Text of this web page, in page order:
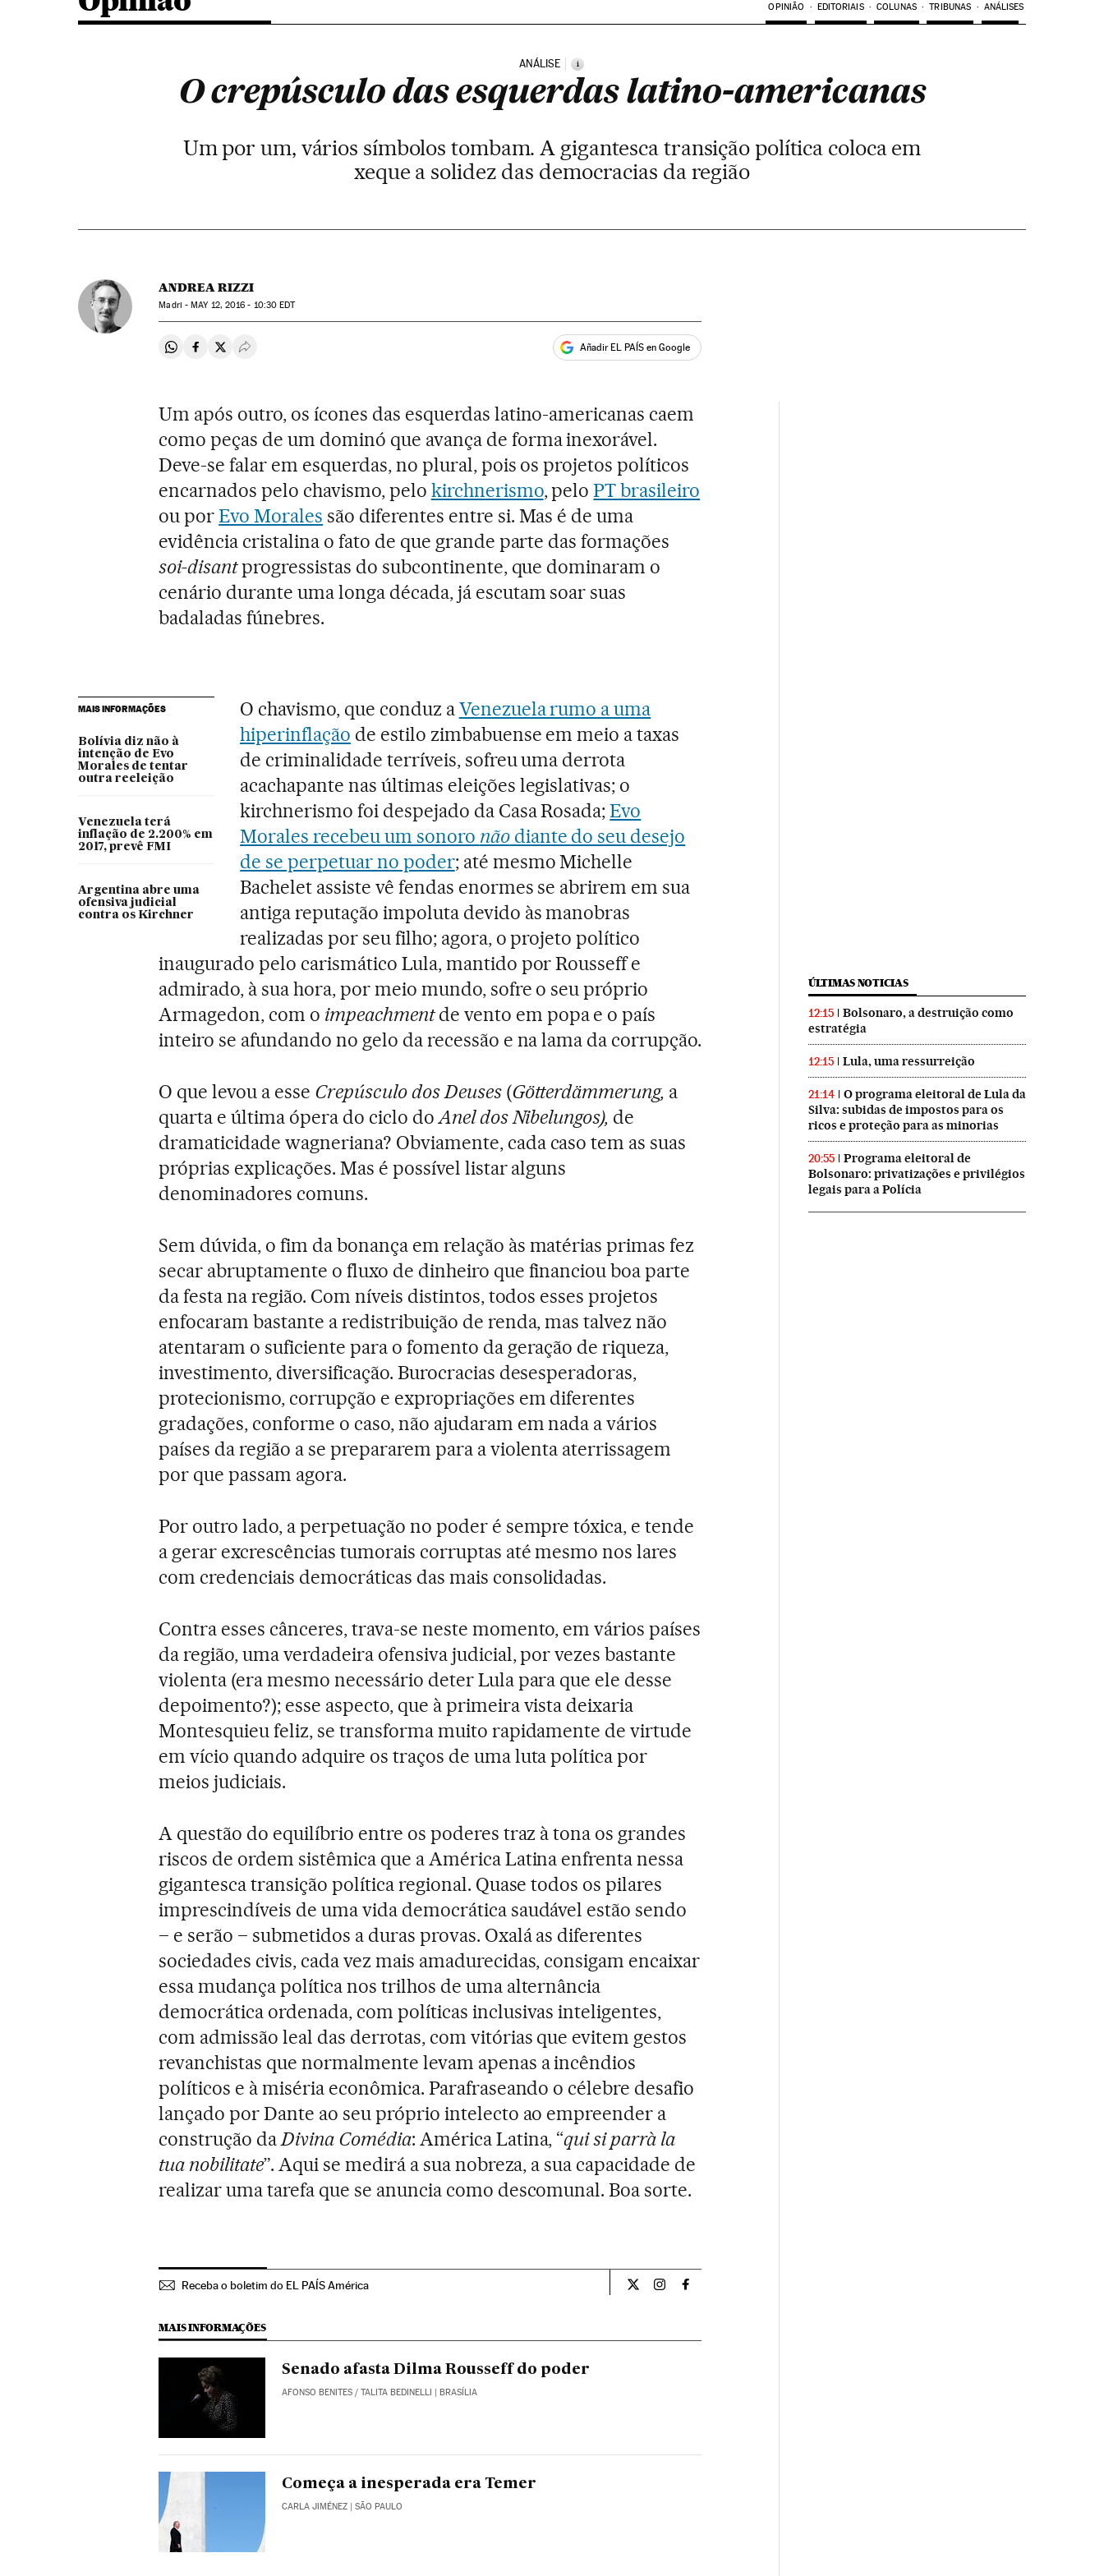
OPINIÃO EDITORIAIS COLUNAS TRIBUNAS ANÁLISES
ANÁLISE i
O crepúsculo das esquerdas latino-americanas
Um por um, vários símbolos tombam. A gigantesca transição política coloca em
xeque a solidez das democracias da região
ANDREA RIZZI
Madri -MAY12, 2016 - 10:30 EDT
Compartir en Whatsapp
Compartir en Facebook
Compartir en Twitter
Desplegar Redes Sociales Añadir EL PAÍS en Google
Um após outro, os ícones das esquerdas latino-americanas caem
como peças de um dominó que avança de forma inexorável.
Deve-se falar em esquerdas, no plural, pois os projetos políticos
encarnados pelo chavismo, pelo kirchnerismo, peloPT brasileiro
ou porEvo Morales são diferentes entre si. Mas é de uma
evidência cristalina o fato de que grande parte das formações
soi-disantprogressistas do subcontinente, que dominaram o
cenário durante uma longa década, já escutam soar suas
badaladas fúnebres.
MAIS INFORMAÇÕES
Bolívia diz não à
intenção de Evo
Morales de tentar
outra reeleição
Venezuela terá
inflação de 2.200% em
2017, prevê FMI
Argentina abre uma
ofensiva judicial
contra os Kirchner
O chavismo, que conduz aVenezuela rumo a uma
hiperinflação de estilo zimbabuense em meio a taxas
de criminalidade terríveis, sofreu uma derrota
acachapante nas últimas eleições legislativas; o
kirchnerismo foi despejado da Casa Rosada;Evo
Morales recebeu um sonoro nãodiante do seu desejo
de se perpetuar no poder; até mesmo Michelle
Bachelet assiste vê fendas enormes se abrirem em sua
antiga reputação impoluta devido às manobras
realizadas por seu filho; agora, o projeto político
inaugurado pelo carismático Lula, mantido por Rousseff e
admirado, à sua hora, por meio mundo, sofre o seu próprio
Armagedon, com o impeachmentde vento em popa e o país
inteiro se afundando no gelo da recessão e na lama da corrupção.
O que levou a esse Crepúsculo dos Deuses(Götterdämmerung, a
quarta e última ópera do ciclo doAnel dos Nibelungos), de
dramaticidade wagneriana? Obviamente, cada caso tem as suas
próprias explicações. Mas é possível listar alguns
denominadores comuns.
Sem dúvida, o fim da bonança em relação às matérias primas fez
secar abruptamente o fluxo de dinheiro que financiou boa parte
da festa na região. Com níveis distintos, todos esses projetos
enfocaram bastante a redistribuição de renda, mas talvez não
atentaram o suficiente para o fomento da geração de riqueza,
investimento, diversificação. Burocracias desesperadoras,
protecionismo, corrupção e expropriações em diferentes
gradações, conforme o caso, não ajudaram em nada a vários
países da região a se prepararem para a violenta aterrissagem
por que passam agora.
Por outro lado, a perpetuação no poder é sempre tóxica, e tende
a gerar excrescências tumorais corruptas até mesmo nos lares
com credenciais democráticas das mais consolidadas.
Contra esses cânceres, trava-se neste momento, em vários países
da região, uma verdadeira ofensiva judicial, por vezes bastante
violenta (era mesmo necessário deter Lula para que ele desse
depoimento?); esse aspecto, que à primeira vista deixaria
Montesquieu feliz, se transforma muito rapidamente de virtude
em vício quando adquire os traços de uma luta política por
meios judiciais.
A questão do equilíbrio entre os poderes traz à tona os grandes
riscos de ordem sistêmica que a América Latina enfrenta nessa
gigantesca transição política regional. Quase todos os pilares
imprescindíveis de uma vida democrática saudável estão sendo
– e serão – submetidos a duras provas. Oxalá as diferentes
sociedades civis, cada vez mais amadurecidas, consigam encaixar
essa mudança política nos trilhos de uma alternância
democrática ordenada, com políticas inclusivas inteligentes,
com admissão leal das derrotas, com vitórias que evitem gestos
revanchistas que normalmente levam apenas a incêndios
políticos e à miséria econômica. Parafraseando o célebre desafio
lançado por Dante ao seu próprio intelecto ao empreender a
construção daDivina Comédia: América Latina, “qui si parrà la
tua nobilitate”. Aqui se medirá a sua nobreza, a sua capacidade de
realizar uma tarefa que se anuncia como descomunal. Boa sorte.
Receba o boletim do EL PAÍS América Opiniao El País Brasil en Twitter
Opiniao El País Brasil en Instagram
Opiniao El País Brasil en Facebook
MAIS INFORMAÇÕES
Senado afasta Dilma Rousseff do poder
AFONSO BENITES /TALITA BEDINELLI | BRASÍLIA
Começa a inesperada era Temer
CARLA JIMÉNEZ | SÃO PAULO
ÚLTIMAS NOTICIAS
12:15
Bolsonaro, a destruição como
estratégia
12:15 Lula, uma ressurreição
21:14
O programa eleitoral de Lula da
Silva: subidas de impostos para os
ricos e proteção para as minorias
20:55
Programa eleitoral de
Bolsonaro: privatizações e privilégios
legais para a Polícia